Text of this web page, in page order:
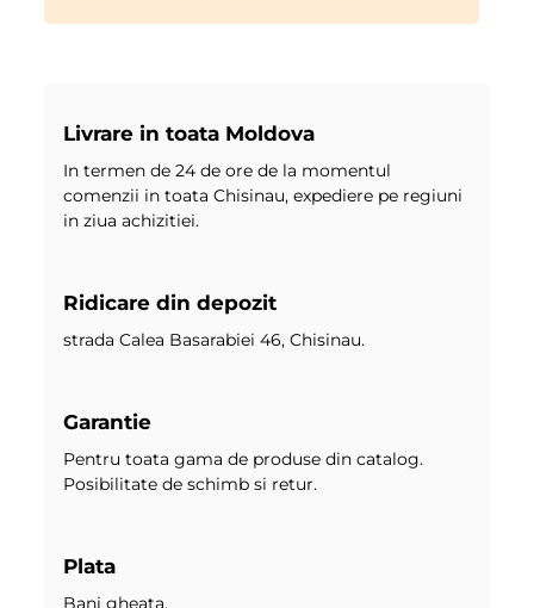
Livrare in toata Moldova
In termen de 24 de ore de la momentul
comenzii in toata Chisinau, expediere pe regiuni
in ziua achizitiei.
Ridicare din depozit
strada Calea Basarabiei 46, Chisinau.
Garantie
Pentru toata gama de produse din catalog.
Posibilitate de schimb si retur.
Plata
Bani gheata.